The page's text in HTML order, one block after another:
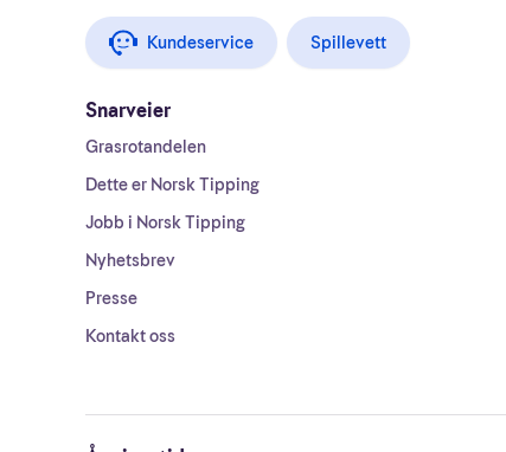
Kundeservice Spillevett
Snarveier
Grasrotandelen
Dette er Norsk Tipping
Jobb i Norsk Tipping
Nyhetsbrev
Presse
Kontakt oss